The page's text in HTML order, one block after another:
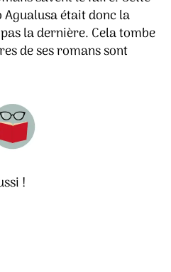
Agualusa était donc la
la dernière. Cela tombe
de ses romans sont
!